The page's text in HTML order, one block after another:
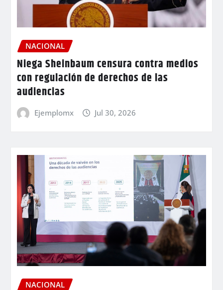
NACIONAL
Niega Sheinbaum censura contra medios
con regulación de derechos de las
audiencias
Ejemplomx Jul 30, 2026
NACIONAL